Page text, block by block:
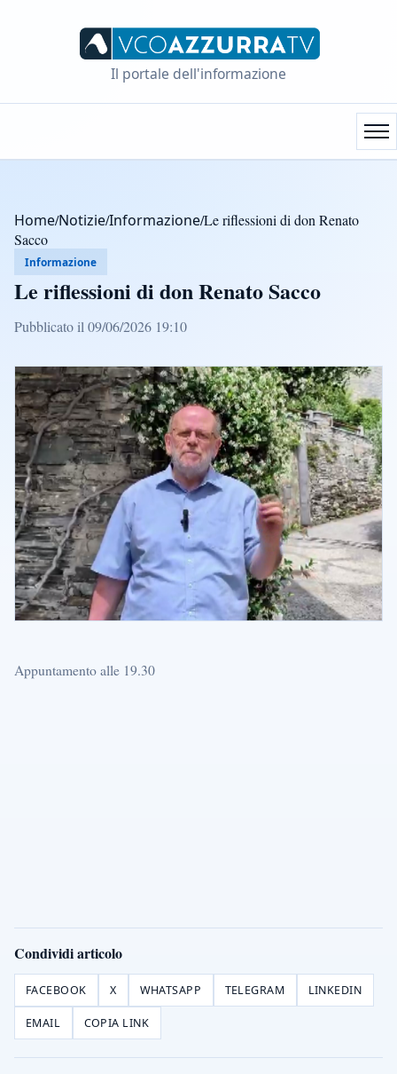
Il portale dell'informazione
Home/Notizie/Informazione/Le riflessioni di don Renato
Sacco
Informazione
Le riflessioni di don Renato Sacco
Pubblicato il 09/06/2026 19:10
Appuntamento alle 19.30
Condividi articolo
FACEBOOK X WHATSAPP TELEGRAM LINKEDIN
EMAIL COPIA LINK